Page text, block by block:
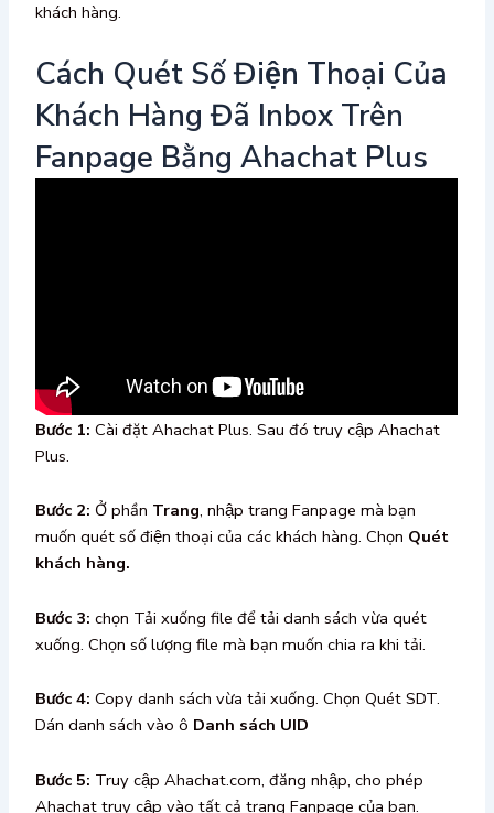
khách hàng.
Cách Quét Số Điện Thoại Của
Khách Hàng Đã Inbox Trên
Fanpage Bằng Ahachat Plus
Bước 1: Cài đặt Ahachat Plus. Sau đó truy cập Ahachat
Plus.
Bước 2: Ở phần Trang, nhập trang Fanpage mà bạn
muốn quét số điện thoại của các khách hàng. Chọn Quét
khách hàng.
Bước 3:chọn Tải xuống file để tải danh sách vừa quét
xuống. Chọn số lượng file mà bạn muốn chia ra khi tải.
Bước 4:Copy danh sách vừa tải xuống. Chọn Quét SDT.
Dán danh sách vào ô Danh sách UID
Bước 5: Truy cập Ahachat.com, đăng nhập, cho phép
Ahachat truy cập vào tất cả trang Fanpage của bạn.